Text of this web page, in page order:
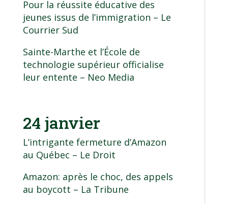
Pour la réussite éducative des
jeunes issus de l’immigration – Le
Courrier Sud
Sainte-Marthe et l’École de
technologie supérieur officialise
leur entente – Neo Media
24 janvier
L’intrigante fermeture d’Amazon
au Québec – Le Droit
Amazon: après le choc, des appels
au boycott – La Tribune